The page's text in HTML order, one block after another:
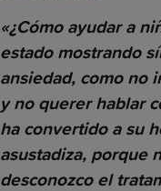
«¿Cómo ayudar a
estado mostrando
ansiedad, como no
y no querer hablar
ha convertido a su
asustadiza, porque
desconozco el